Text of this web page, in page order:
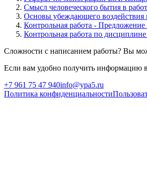
Смысл человеческого бытия в
Основы убеждающего воздействия
Контрольная работа -
Контрольная работа по
Сложности с написанием работы? Вы
Если вам удобно получить информацию
+7 961 75 47 940info@ypa5.ru
Политика конфиденциальности